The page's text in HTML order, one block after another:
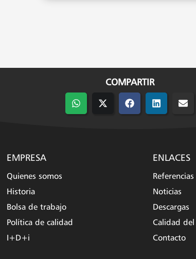
COMPARTIR
Compartir
en
CompartirCompartir
en
Compartir
en
EMPRESA
Quienes somos
Historia
Bolsa de trabajo
Política de calidad
I+D+i
ENLACES
Referencias
Noticias
Descargas
Calidad del
Contacto